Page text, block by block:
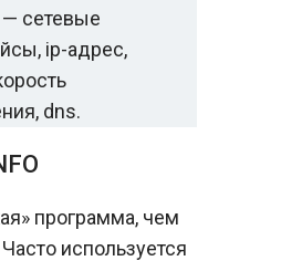
сетевые
ip-адрес,
dns.
программа, чем
используется